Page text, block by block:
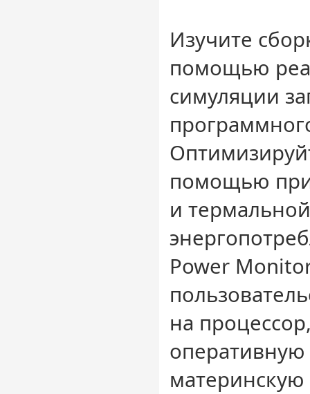
Изучите
помощью
симуляции
помощью
и
Power
на
материнскую